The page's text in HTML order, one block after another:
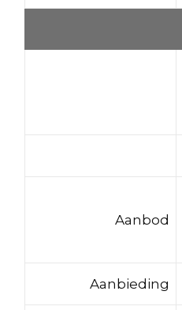
Aanbod
Aanbieding